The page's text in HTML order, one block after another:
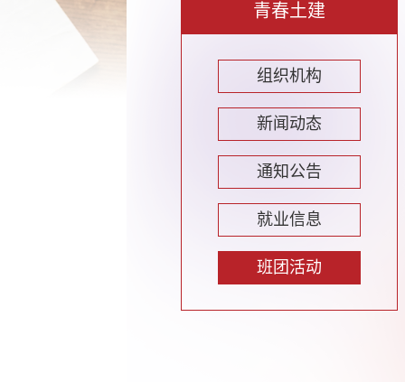
青春土建
组织机构
新闻动态
通知公告
就业信息
班团活动